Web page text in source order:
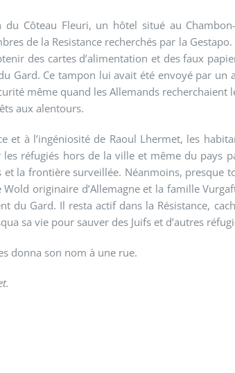
Côteau Fleuri, un hôtel situé au
de la Resistance recherchés par la
des cartes d’alimentation et des faux
Gard. Ce tampon lui avait été envoyé par un
même quand les Allemands recherchaient
aux alentours.
à l’ingéniosité de Raoul Lhermet, les
réfugiés hors de la ville et même du pays
la frontière surveillée. Néanmoins, presque
originaire d’Allemagne et la famille
du Gard. Il resta actif dans la Résistance,
sa vie pour sauver des Juifs et d’autres
donna son nom à une rue.